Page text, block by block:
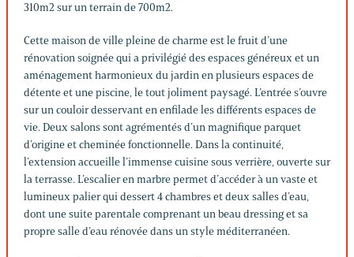
310m2 sur un terrain de 700m2.
Cette maison de ville pleine de charme est le fruit d’une
rénovation soignée qui a privilégié des espaces généreux et un
aménagement harmonieux du jardin en plusieurs espaces de
détente et une piscine, le tout joliment paysagé. L’entrée s’ouvre
sur un couloir desservant en enfilade les différents espaces de
vie. Deux salons sont agrémentés d’un magnifique parquet
d’origine et cheminée fonctionnelle. Dans la continuité,
l’extension accueille l’immense cuisine sous verrière, ouverte sur
la terrasse. L’escalier en marbre permet d’accéder à un vaste et
lumineux palier qui dessert 4 chambres et deux salles d’eau,
dont une suite parentale comprenant un beau dressing et sa
propre salle d’eau rénovée dans un style méditerranéen.